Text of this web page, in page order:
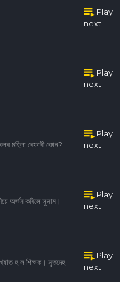
Play
next
Play
next
মহিলা ৰেফাৰী কোন?
Play
next
অৰ্জন কৰিলে সুনাম।
Play
next
হ'ল শিক্ষক। মৃতদেহ
Play
next